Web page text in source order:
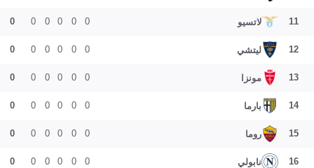
11 لاتسيو 0
0
0
0
0
0
12 ليتشي 0
0
0
0
0
0
13 مونزا 0
0
0
0
0
0
14 بارما 0
0
0
0
0
0
15 روما 0
0
0
0
0
0
16 نابولي 0
0
0
0
0
0